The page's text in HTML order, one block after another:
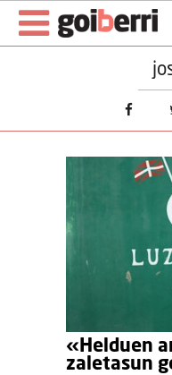
«Helduen
zaletasun